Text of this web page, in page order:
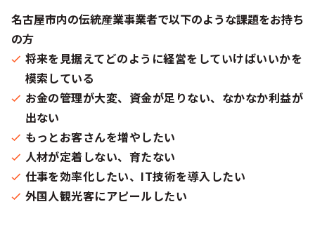
名古屋市内の伝統産業事業者で以下のような課題をお持ち
の方
将来を見据えてどのように経営をしていけばいいかを
模索している
お金の管理が大変、資金が足りない、なかなか利益が
出ない
もっとお客さんを増やしたい
人材が定着しない、育たない
仕事を効率化したい、IT技術を導入したい
外国人観光客にアピールしたい